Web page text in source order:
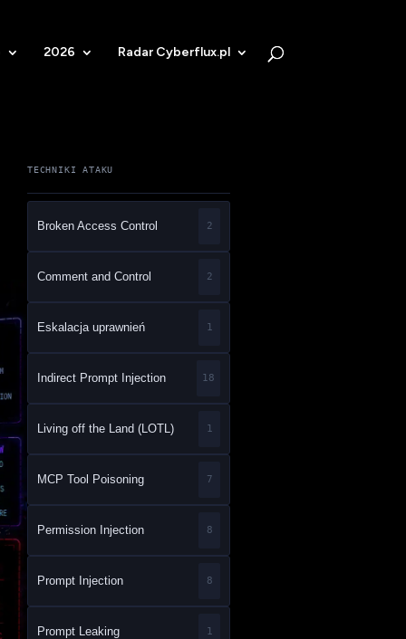
2026 Radar Cyberflux.pl
TECHNIKI ATAKU
Broken Access Control 2
Comment and Control 2
Eskalacja uprawnień 1
Indirect Prompt Injection 18
Living off the Land (LOTL) 1
MCP Tool Poisoning 7
Permission Injection 8
Prompt Injection 8
Prompt Leaking 1